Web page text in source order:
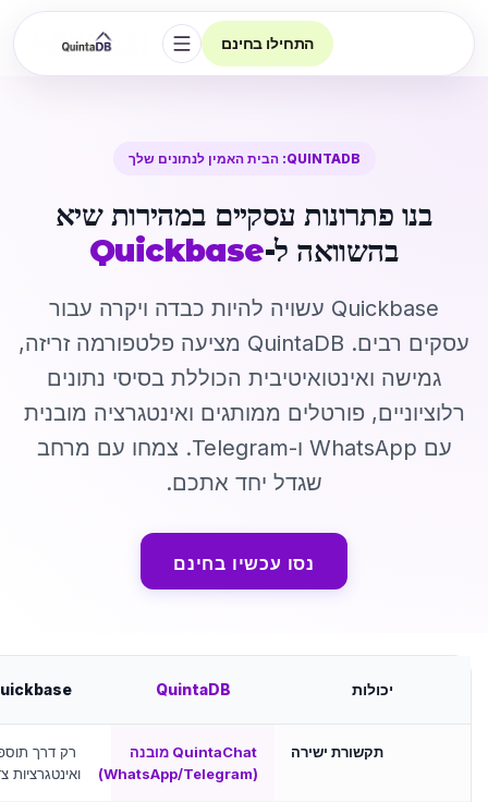
התחילו בחינם
פתיחת הניווט
QUINTADB: הבית האמין לנתונים שלך
בנו פתרונות עסקיים במהירות שיא
בהשוואה ל-Quickbase
Quickbase עשויה להיות כבדה ויקרה עבור
עסקים רבים. QuintaDB מציעה פלטפורמה זריזה,
גמישה ואינטואיטיבית הכוללת בסיסי נתונים
רלוציוניים, פורטלים ממותגים ואינטגרציה מובנית
עם WhatsApp ו-Telegram. צמחו עם מרחב
שגדל יחד אתכם.
נסו עכשיו בחינם
יכולות QuintaDB
תקשורת ישירה
QuintaChat מובנה
(WhatsApp/Telegram)
רק דרך
ואינטגרציות